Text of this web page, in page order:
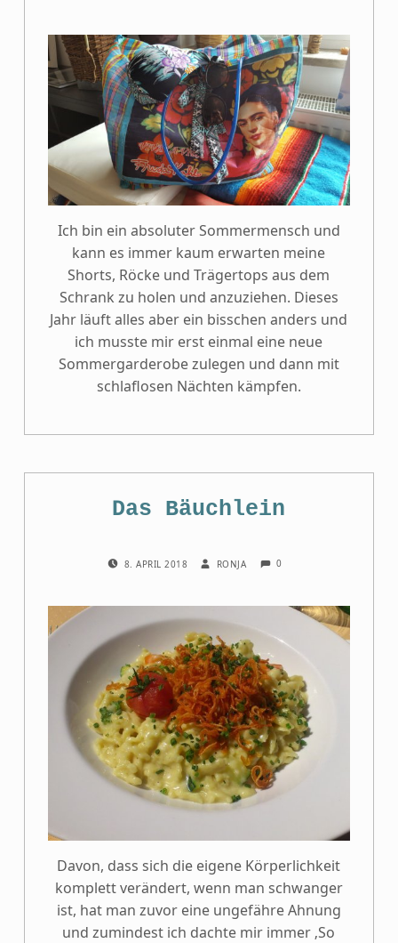
Ich bin ein absoluter Sommermensch und
kann es immer kaum erwarten meine
Shorts, Röcke und Trägertops aus dem
Schrank zu holen und anzuziehen. Dieses
Jahr läuft alles aber ein bisschen anders und
ich musste mir erst einmal eine neue
Sommergarderobe zulegen und dann mit
schlaflosen Nächten kämpfen.
Das Bäuchlein
8. APRIL 2018 RONJA 0
Davon, dass sich die eigene Körperlichkeit
komplett verändert, wenn man schwanger
ist, hat man zuvor eine ungefähre Ahnung
und zumindest ich dachte mir immer ‚So